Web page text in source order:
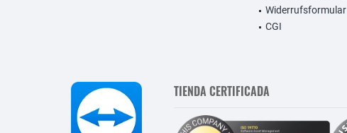
Widerrufsformular
CGI
TIENDA CERTIFICADA